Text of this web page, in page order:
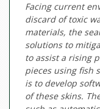
Facing current
discard of toxic
materials, the
solutions to
to assist a rising
pieces using fish
is to develop
of these skins.